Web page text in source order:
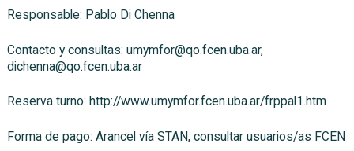
Responsable: Pablo Di Chenna
Contacto y consultas: umymfor@qo.fcen.uba.ar,
dichenna@qo.fcen.uba.ar
Reserva turno: http://www.umymfor.fcen.uba.ar/frppal1.htm
Forma de pago: Arancel vía STAN, consultar usuarios/as FCEN